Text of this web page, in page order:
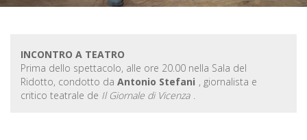
INCONTRO A TEATRO
Prima dello spettacolo, alle ore 20.00 nella Sala del
Ridotto, condotto da Antonio Stefani , giornalista e
critico teatrale de Il Giornale di Vicenza .